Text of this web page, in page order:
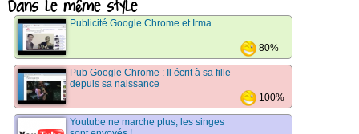
Dans le même style
Publicité Google Chrome et Irma
80%
Pub Google Chrome : Il écrit à sa fille
depuis sa naissance
100%
Youtube ne marche plus, les singes